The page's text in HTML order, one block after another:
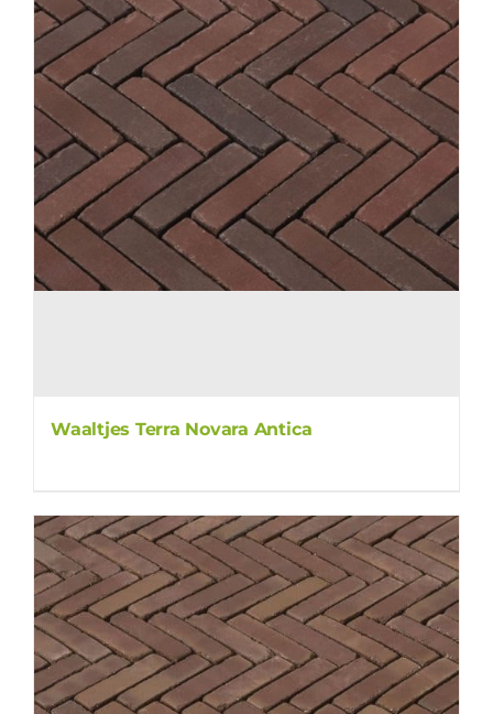
Waaltjes Terra Novara Antica